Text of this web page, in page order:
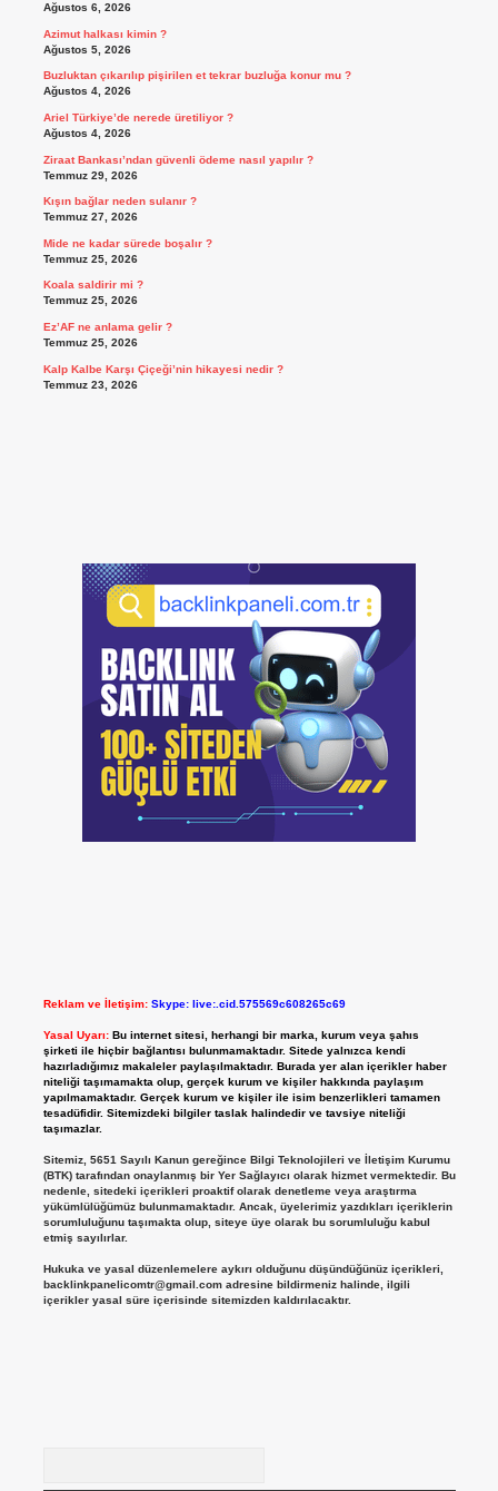
Ağustos 6, 2026
Azimut halkası kimin ?
Ağustos 5, 2026
Buzluktan çıkarılıp pişirilen et tekrar buzluğa konur mu ?
Ağustos 4, 2026
Ariel Türkiye’de nerede üretiliyor ?
Ağustos 4, 2026
Ziraat Bankası’ndan güvenli ödeme nasıl yapılır ?
Temmuz 29, 2026
Kışın bağlar neden sulanır ?
Temmuz 27, 2026
Mide ne kadar sürede boşalır ?
Temmuz 25, 2026
Koala saldirir mi ?
Temmuz 25, 2026
Ez’AF ne anlama gelir ?
Temmuz 25, 2026
Kalp Kalbe Karşı Çiçeği’nin hikayesi nedir ?
Temmuz 23, 2026
Reklam ve İletişim: Skype: live:.cid.575569c608265c69
Yasal Uyarı: Bu internet sitesi, herhangi bir marka, kurum veya şahıs
şirketi ile hiçbir bağlantısı bulunmamaktadır. Sitede yalnızca kendi
hazırladığımız makaleler paylaşılmaktadır. Burada yer alan içerikler haber
niteliği taşımamakta olup, gerçek kurum ve kişiler hakkında paylaşım
yapılmamaktadır. Gerçek kurum ve kişiler ile isim benzerlikleri tamamen
tesadüfidir. Sitemizdeki bilgiler taslak halindedir ve tavsiye niteliği
taşımazlar.
Sitemiz, 5651 Sayılı Kanun gereğince Bilgi Teknolojileri ve İletişim Kurumu
(BTK) tarafından onaylanmış bir Yer Sağlayıcı olarak hizmet vermektedir. Bu
nedenle, sitedeki içerikleri proaktif olarak denetleme veya araştırma
yükümlülüğümüz bulunmamaktadır. Ancak, üyelerimiz yazdıkları içeriklerin
sorumluluğunu taşımakta olup, siteye üye olarak bu sorumluluğu kabul
etmiş sayılırlar.
Hukuka ve yasal düzenlemelere aykırı olduğunu düşündüğünüz içerikleri,
backlinkpanelicomtr@gmail.comadresine bildirmeniz halinde, ilgili
içerikler yasal süre içerisinde sitemizden kaldırılacaktır.